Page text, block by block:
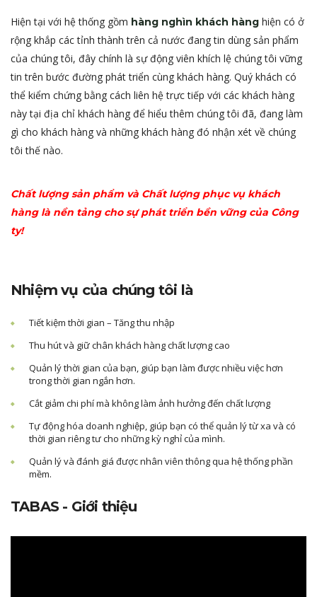
Hiện tại với hệ thống gồm hàng nghìn khách hàng hiện có ở
rộng khắp các tỉnh thành trên cả nước đang tin dùng sản phẩm
của chúng tôi, đây chính là sự động viên khích lệ chúng tôi vững
tin trên bước đường phát triển cùng khách hàng. Quý khách có
thể kiểm chứng bằng cách liên hệ trực tiếp với các khách hàng
này tại địa chỉ khách hàng để hiểu thêm chúng tôi đã, đang làm
gì cho khách hàng và những khách hàng đó nhận xét về chúng
tôi thế nào.
Chất lượng sản phẩm và Chất lượng phục vụ khách
hàng là nền tảng cho sự phát triển bền vững của Công
ty!
Nhiệm vụ của chúng tôi là
Tiết kiệm thời gian – Tăng thu nhập
Thu hút và giữ chân khách hàng chất lượng cao
Quản lý thời gian của bạn, giúp bạn làm được nhiều việc hơn
trong thời gian ngắn hơn.
Cắt giảm chi phí mà không làm ảnh hưởng đến chất lượng
Tự động hóa doanh nghiệp, giúp bạn có thể quản lý từ xa và có
thời gian riêng tư cho những kỳ nghỉ của mình.
Quản lý và đánh giá được nhân viên thông qua hệ thống phần
mềm.
TABAS - Giới thiệu